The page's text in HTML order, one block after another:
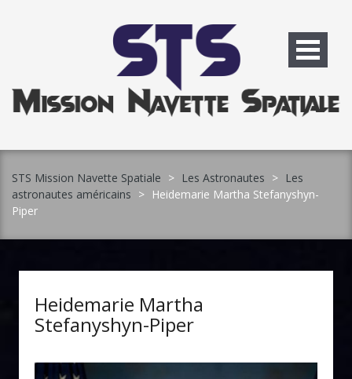
STS Mission Navette Spatiale > Les Astronautes > Les
astronautes américains > Heidemarie Martha Stefanyshyn-
Piper
Heidemarie Martha
Stefanyshyn-Piper